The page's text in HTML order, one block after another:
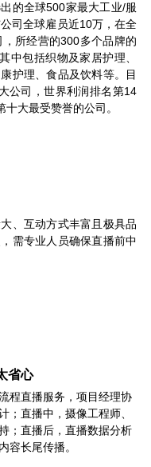
的全球500家最大工业/服
司全球雇员近10万，在全
所经营的300多个品牌的
中包括织物及家居护理、
护理、食品及饮料等。目
公司，世界利润排名第14
大最受赞誉的公司。
、互动方式丰富且极具品
需专业人员确保直播前中
省心
程直播服务，项目经理协
；直播中，摄像工程师、
；直播后，直播数据分析
容长尾传播。